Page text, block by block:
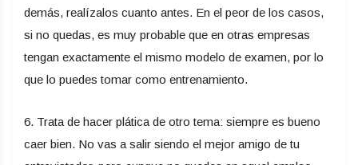
demás, realízalos cuanto antes. En el peor de los casos,
si no quedas, es muy probable que en otras empresas
tengan exactamente el mismo modelo de examen, por lo
que lo puedes tomar como entrenamiento.
6. Trata de hacer plática de otro tema: siempre es bueno
caer bien. No vas a salir siendo el mejor amigo de tu